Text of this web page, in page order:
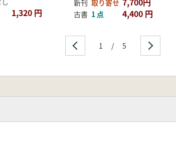
1,320 円
新刊 取り寄せ
古書 1 点 4,400 円
1 / 5